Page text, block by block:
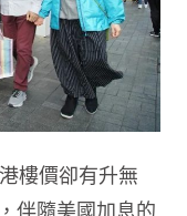
樓價卻有升無